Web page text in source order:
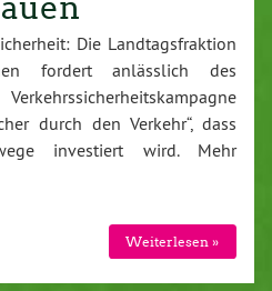
Die Landtagsfraktion
fordert anlässlich des
durch den Verkehr“, dass
investiert wird. Mehr
Weiterlesen »